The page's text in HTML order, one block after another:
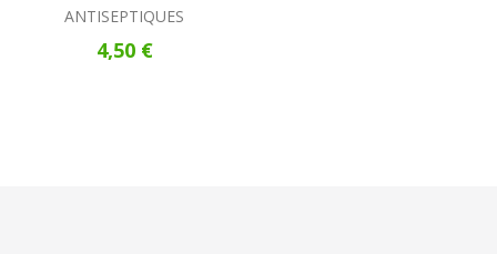
ANTISEPTIQUES
4,50 €